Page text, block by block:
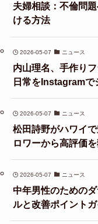
夫婦相談：不倫問
ける方法
2026-05-07 ニュース
内山理名、手作り
日常をInstagramで
2026-05-07 ニュース
松田詩野がハワイ
ロワーから高評価
2026-05-07 ニュース
中年男性のための
ルと改善ポイント